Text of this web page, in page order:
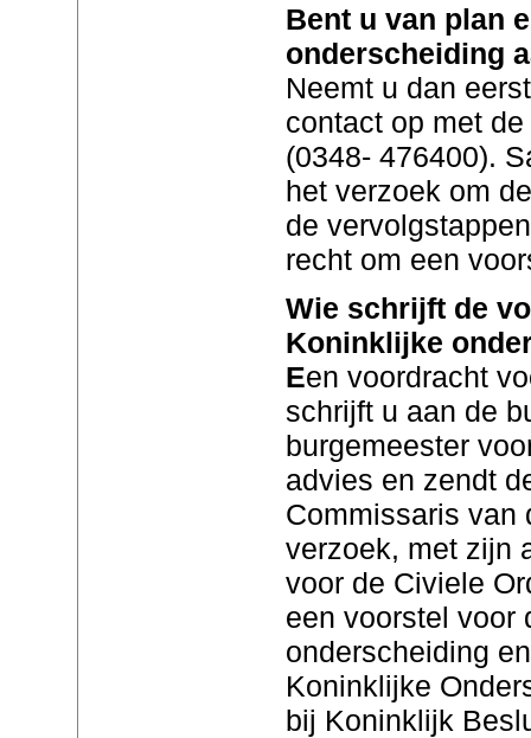
Bent u van plan
onderscheiding
Neemt u dan
contact op met
(0348- 476400).
het verzoek om
de
recht om een
Wie schrijft de
Koninklijke
Een voordracht
schrijft u aan de
burgemeester
advies en zendt
Commissaris van
verzoek, met zijn
voor de Civiele
een voorstel voor
onderscheiding
Koninklijke
bij Koninklijk